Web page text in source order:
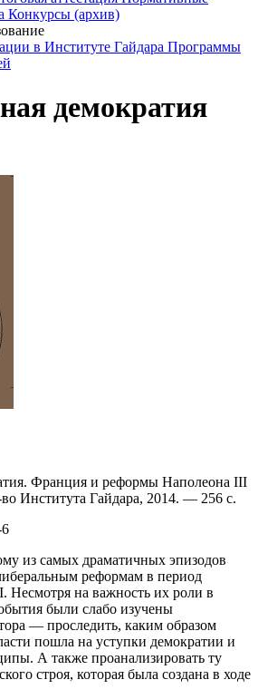
Конкурсы (архив)
в Институте Гайдара Программы
демократия
Франция и реформы Наполеона III
Института Гайдара, 2014. — 256 с.
из самых драматичных эпизодов
реформам в период
Несмотря на важность их роли в
были слабо изучены
— проследить, каким образом
пошла на уступки демократии и
А также проанализировать ту
строя, которая была создана в ходе